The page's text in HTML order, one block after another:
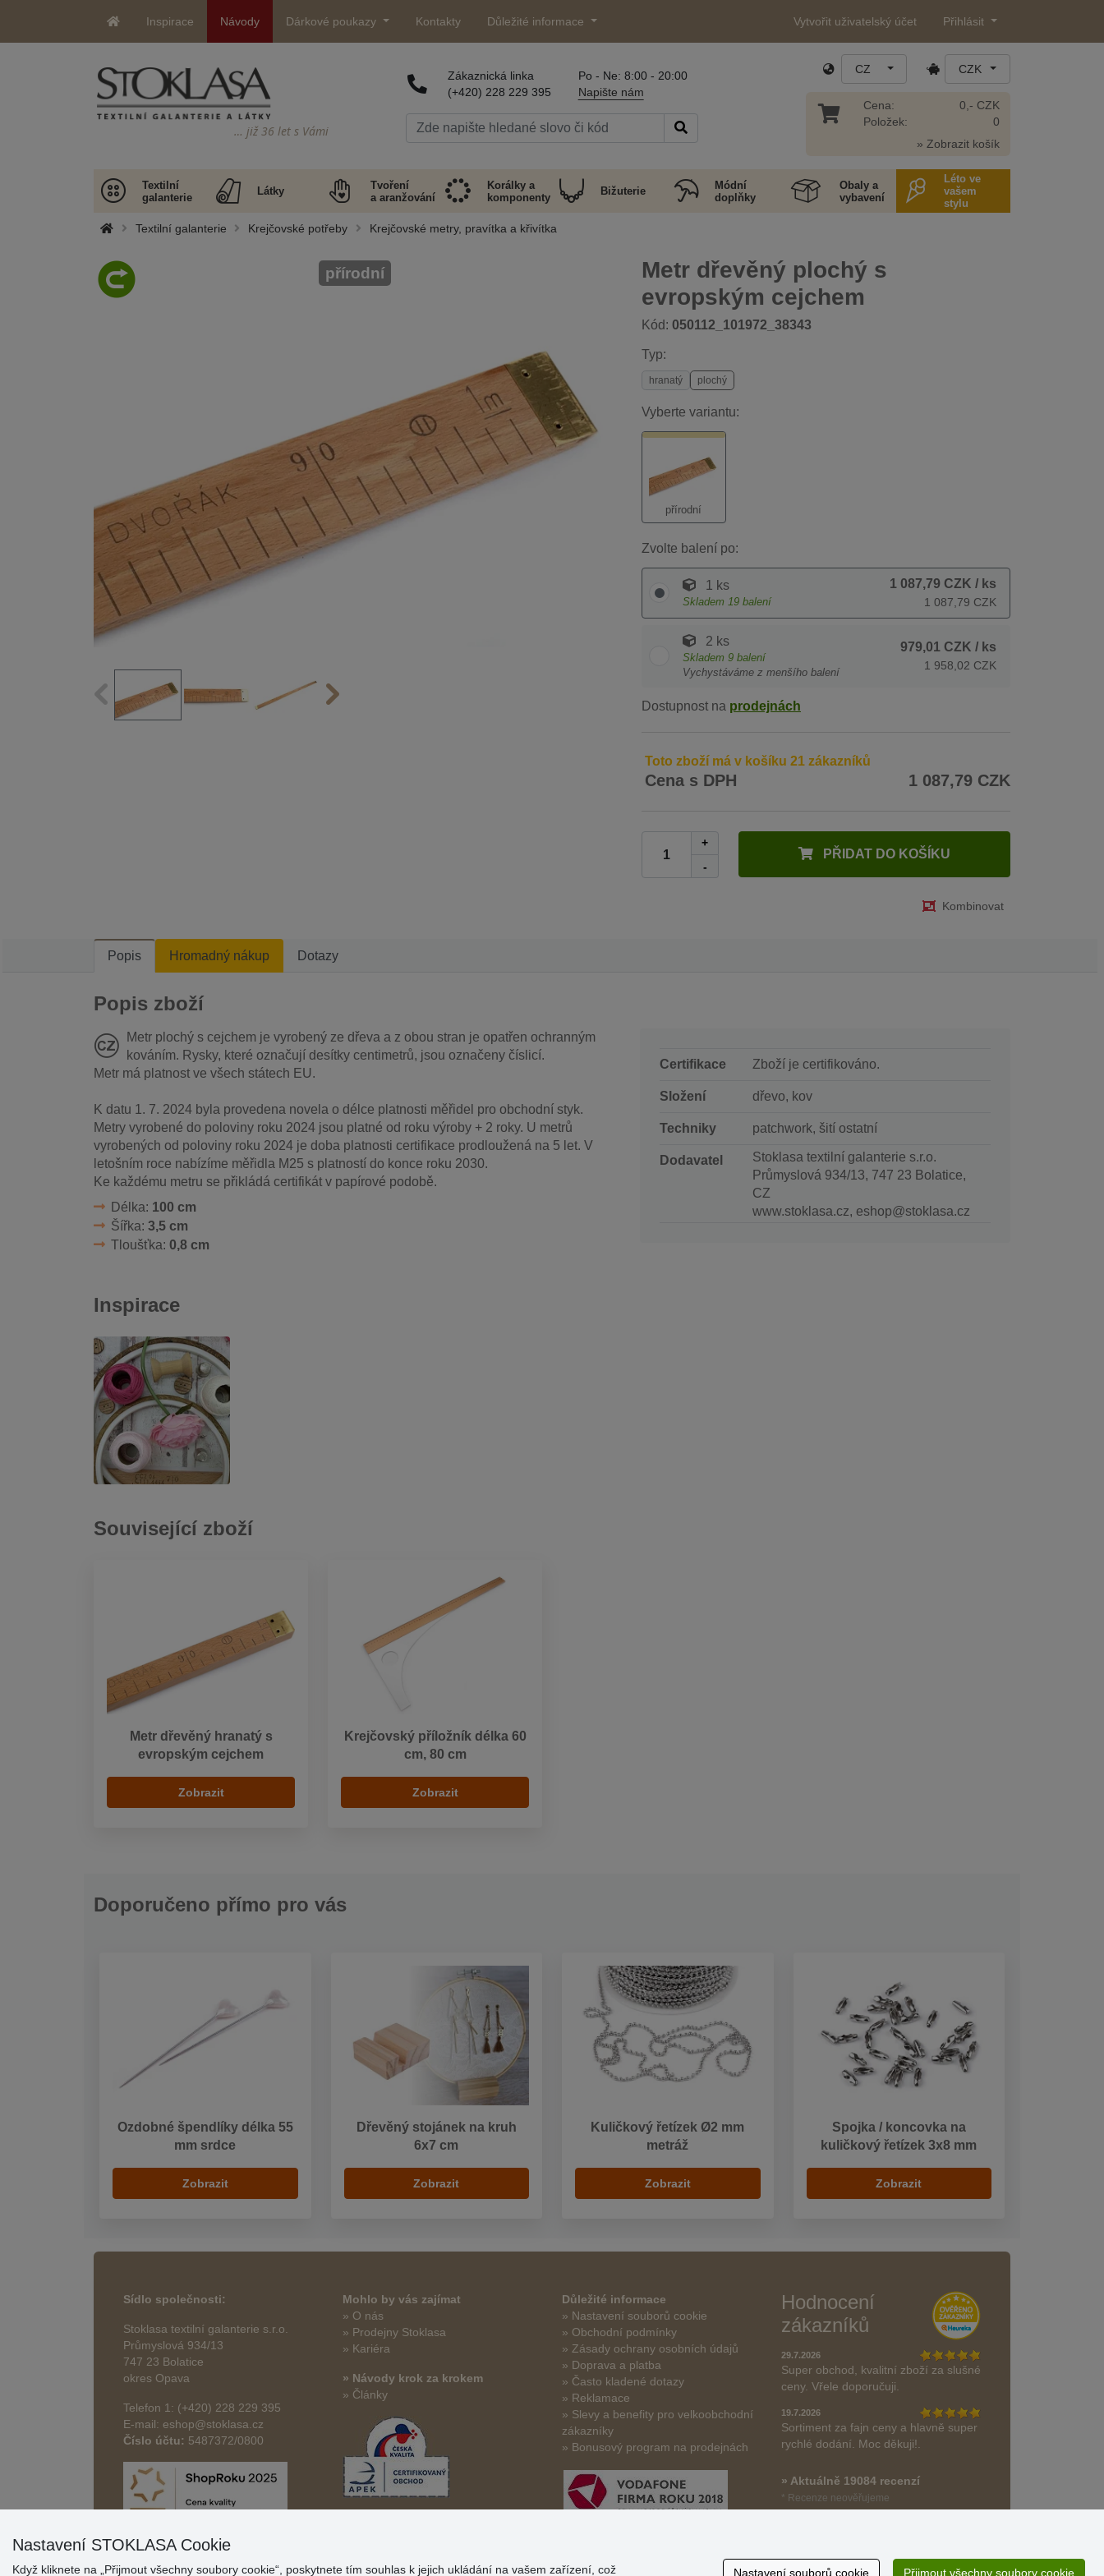
Inspirace Návody Dárkové poukazy Kontakty Důležité informace Vytvořit uživatelský účet Přihlásit
… již 36 let s Vámi
Zákaznická linka
(+420) 228 229 395
Po - Ne: 8:00 - 20:00
Napište nám
CZ CZK
Cena:
Položek:
0,- CZK
0
» Zobrazit košík
Textilní
galanterie
Látky
Tvoření
a aranžování
Korálky a
komponenty
Bižuterie
Módní
doplňky
Obaly a
vybavení
Léto ve
vašem
stylu
Textilní galanterie Krejčovské potřeby Krejčovské metry, pravítka a křivítka
Metr dřevěný plochý s
evropským cejchem
Kód: 050112_101972_38343
přírodní
Typ:
hranatý plochý
Vyberte variantu:
přírodní
Zvolte balení po:
1 ks
Skladem 19 balení
1 087,79 CZK / ks
1 087,79 CZK
2 ks
Skladem 9 balení
Vychystáváme z menšího balení
979,01 CZK / ks
1 958,02 CZK
Dostupnost na prodejnách
Toto zboží má v košíku 21 zákazníků
Cena s DPH 1 087,79 CZK
+
-
PŘIDAT DO KOŠÍKU
Kombinovat
Popis Hromadný nákup Dotazy
Popis zboží
Metr plochý s cejchem je vyrobený ze dřeva a z obou stran je opatřen ochranným
kováním. Rysky, které označují desítky centimetrů, jsou označeny číslicí.
Metr má platnost ve všech státech EU.
K datu 1. 7. 2024 byla provedena novela o délce platnosti měřidel pro obchodní styk.
Metry vyrobené do poloviny roku 2024 jsou platné od roku výroby + 2 roky. U metrů
vyrobených od poloviny roku 2024 je doba platnosti certifikace prodloužená na 5 let. V
letošním roce nabízíme měřidla M25 s platností do konce roku 2030.
Ke každému metru se přikládá certifikát v papírové podobě.
Délka: 100 cm
Šířka: 3,5 cm
Tloušťka: 0,8 cm
Certifikace Zboží je certifikováno.
Složení dřevo, kov
Techniky patchwork, šití ostatní
Dodavatel
Stoklasa textilní galanterie s.r.o.
Průmyslová 934/13, 747 23 Bolatice,
CZ
www.stoklasa.cz, eshop@stoklasa.cz
Inspirace
Související zboží
Metr dřevěný hranatý s
evropským cejchem
Zobrazit
Krejčovský příložník délka 60
cm, 80 cm
Zobrazit
Doporučeno přímo pro vás
Ozdobné špendlíky délka 55
mm srdce
Zobrazit
Dřevěný stojánek na kruh
6x7 cm
Zobrazit
Kuličkový řetízek Ø2 mm
metráž
Zobrazit
Spojka / koncovka na
kuličkový řetízek 3x8 mm
Zobrazit
Sídlo společnosti:
Stoklasa textilní galanterie s.r.o.
Průmyslová 934/13
747 23 Bolatice
okres Opava
Telefon 1: (+420) 228 229 395
E-mail: eshop@stoklasa.cz
Číslo účtu: 5487372/0800
Mohlo by vás zajímat
» O nás
» Prodejny Stoklasa
» Kariéra
» Návody krok za krokem
» Články
Důležité informace
» Nastavení souborů cookie
» Obchodní podmínky
» Zásady ochrany osobních údajů
» Doprava a platba
» Často kladené dotazy
» Reklamace
» Slevy a benefity pro velkoobchodní
zákazníky
» Bonusový program na prodejnách
Hodnocení
zákazníků
29.7.2026
Super obchod, kvalitní zboží za slušné
ceny. Vřele doporučuji.
19.7.2026
Sortiment za fajn ceny a hlavně super
rychlé dodání. Moc děkuji!.
» Aktuálně 19084 recenzí
* Recenze neověřujeme
Nastavení STOKLASA Cookie
Když kliknete na „Přijmout všechny soubory cookie“, poskytnete tím souhlas k jejich ukládání na vašem zařízení, což Nastavení souborů cookie Přijmout všechny soubory cookie